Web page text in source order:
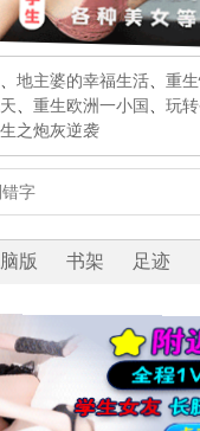
地主婆的幸福生活 重
重生欧洲一小国 玩
之炮灰逆袭
版 书架 足迹